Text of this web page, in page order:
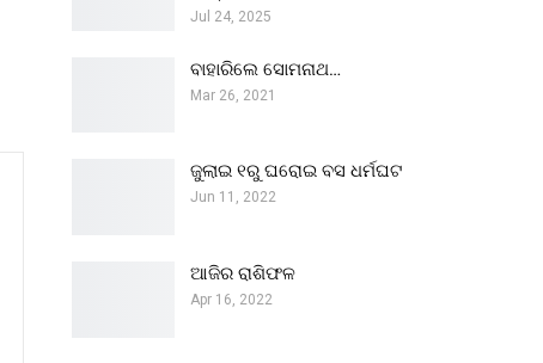
Jul 24, 2025
ବାହାରିଲେ ସୋମନାଥ…
Mar 26, 2021
ଜୁଲାଇ ୧ରୁ ଘରୋଇ ବସ ଧର୍ମଘଟ
Jun 11, 2022
ଆଜିର ରାଶିଫଳ
Apr 16, 2022